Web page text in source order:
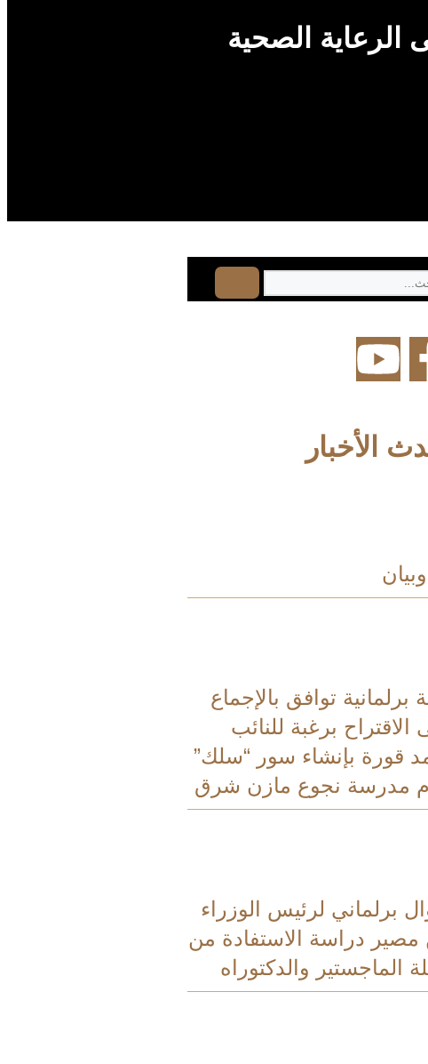
الرعاية الصحية
الأخبار
برلمانية توافق بالإجماع
الاقتراح برغبة للنائب
قورة بإنشاء سور “سلك”
مدرسة نجوع مازن شرق
برلماني لرئيس الوزراء
دراسة الاستفادة من
الماجستير والدكتوراه